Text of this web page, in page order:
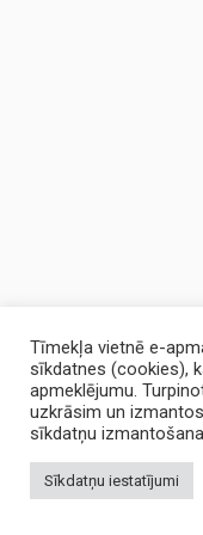
Tīmekļa vietnē e-
sīkdatnes (cookies),
apmeklējumu.
uzkrāsim un
sīkdatņu
Sīkdatņu iestatījumi